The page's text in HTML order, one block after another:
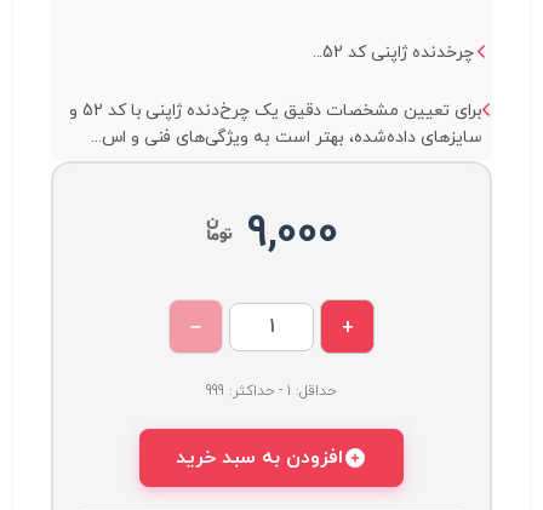
چرخدنده ژاپنی کد 52...
برای تعیین مشخصات دقیق یک چرخ‌دنده ژاپنی با کد 52 و
سایزهای داده‌شده، بهتر است به ویژگی‌های فنی و اس...
9,000
+
−
حداقل: 1 - حداکثر: 999
افزودن به سبد خرید